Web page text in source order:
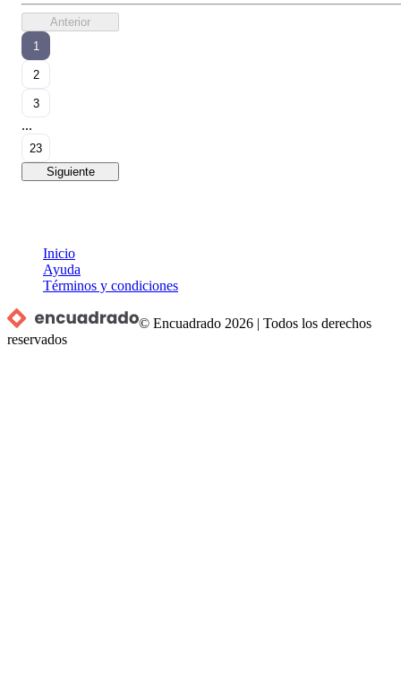
Anterior
1
2
3
...
23
Siguiente
Inicio
Ayuda
Términos y condiciones
© Encuadrado 2026 |Todos los derechos
reservados